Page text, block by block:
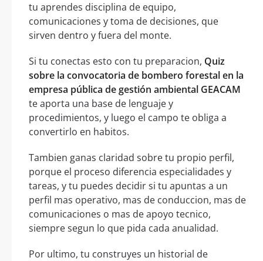
tu aprendes disciplina de equipo,
comunicaciones y toma de decisiones, que
sirven dentro y fuera del monte.
Si tu conectas esto con tu preparacion, Quiz
sobre la convocatoria de bombero forestal en la
empresa pública de gestión ambiental GEACAM
te aporta una base de lenguaje y
procedimientos, y luego el campo te obliga a
convertirlo en habitos.
Tambien ganas claridad sobre tu propio perfil,
porque el proceso diferencia especialidades y
tareas, y tu puedes decidir si tu apuntas a un
perfil mas operativo, mas de conduccion, mas de
comunicaciones o mas de apoyo tecnico,
siempre segun lo que pida cada anualidad.
Por ultimo, tu construyes un historial de